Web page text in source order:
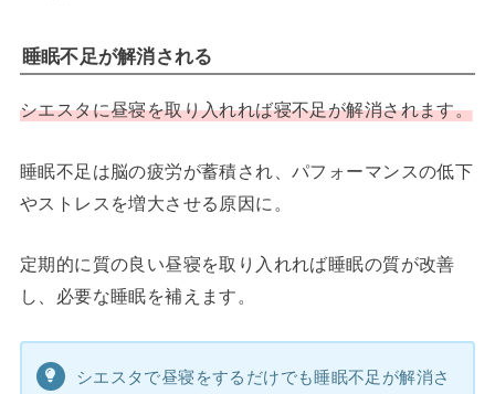
睡眠不足が解消される
シエスタに昼寝を取り入れれば寝不足が解消されます。
睡眠不足は脳の疲労が蓄積され、パフォーマンスの低下
やストレスを増大させる原因に。
定期的に質の良い昼寝を取り入れれば睡眠の質が改善
し、必要な睡眠を補えます。
シエスタで昼寝をするだけでも睡眠不足が解消さ